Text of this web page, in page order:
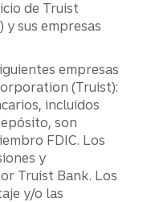
de Truist
sus empresas
empresas
(Truist):
incluidos
son
FDIC. Los
y
Truist Bank. Los
y/o las